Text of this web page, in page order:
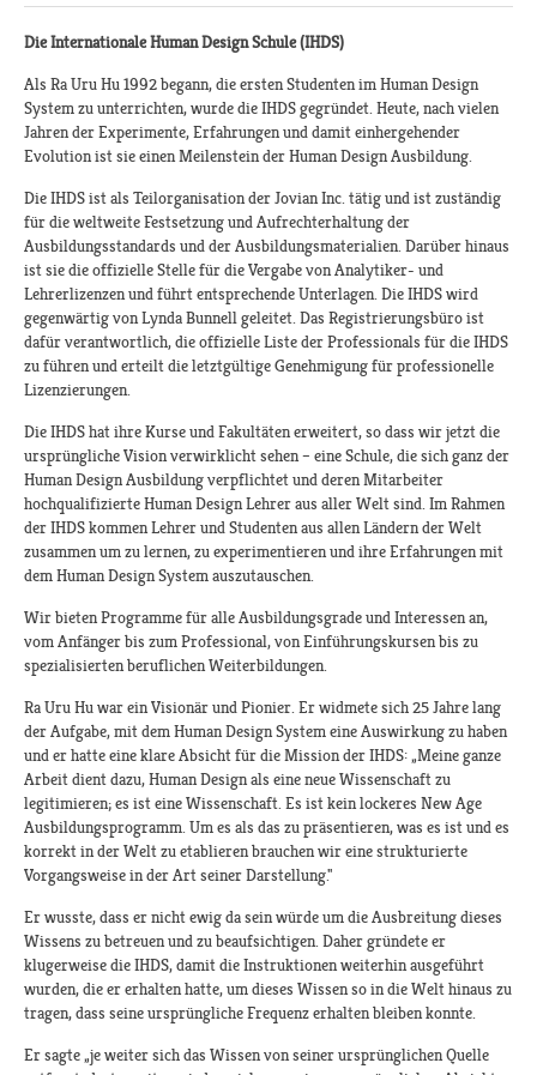
Die Internationale Human Design Schule (IHDS)
Als Ra Uru Hu 1992 begann, die ersten Studenten im Human Design
System zu unterrichten, wurde die IHDS gegründet. Heute, nach vielen
Jahren der Experimente, Erfahrungen und damit einhergehender
Evolution ist sie einen Meilenstein der Human Design Ausbildung.
Die IHDS ist als Teilorganisation der Jovian Inc. tätig und ist zuständig
für die weltweite Festsetzung und Aufrechterhaltung der
Ausbildungsstandards und der Ausbildungsmaterialien. Darüber hinaus
ist sie die offizielle Stelle für die Vergabe von Analytiker- und
Lehrerlizenzen und führt entsprechende Unterlagen. Die IHDS wird
gegenwärtig von Lynda Bunnell geleitet. Das Registrierungsbüro ist
dafür verantwortlich, die offizielle Liste der Professionals für die IHDS
zu führen und erteilt die letztgültige Genehmigung für professionelle
Lizenzierungen.
Die IHDS hat ihre Kurse und Fakultäten erweitert, so dass wir jetzt die
ursprüngliche Vision verwirklicht sehen – eine Schule, die sich ganz der
Human Design Ausbildung verpflichtet und deren Mitarbeiter
hochqualifizierte Human Design Lehrer aus aller Welt sind. Im Rahmen
der IHDS kommen Lehrer und Studenten aus allen Ländern der Welt
zusammen um zu lernen, zu experimentieren und ihre Erfahrungen mit
dem Human Design System auszutauschen.
Wir bieten Programme für alle Ausbildungsgrade und Interessen an,
vom Anfänger bis zum Professional, von Einführungskursen bis zu
spezialisierten beruflichen Weiterbildungen.
Ra Uru Hu war ein Visionär und Pionier. Er widmete sich 25 Jahre lang
der Aufgabe, mit dem Human Design System eine Auswirkung zu haben
und er hatte eine klare Absicht für die Mission der IHDS: „Meine ganze
Arbeit dient dazu, Human Design als eine neue Wissenschaft zu
legitimieren; es ist eine Wissenschaft. Es ist kein lockeres New Age
Ausbildungsprogramm. Um es als das zu präsentieren, was es ist und es
korrekt in der Welt zu etablieren brauchen wir eine strukturierte
Vorgangsweise in der Art seiner Darstellung."
Er wusste, dass er nicht ewig da sein würde um die Ausbreitung dieses
Wissens zu betreuen und zu beaufsichtigen. Daher gründete er
klugerweise die IHDS, damit die Instruktionen weiterhin ausgeführt
wurden, die er erhalten hatte, um dieses Wissen so in die Welt hinaus zu
tragen, dass seine ursprüngliche Frequenz erhalten bleiben konnte.
Er sagte „je weiter sich das Wissen von seiner ursprünglichen Quelle